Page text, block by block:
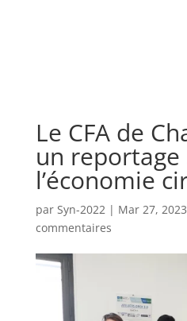
Le CFA de
un reportage
l’économie
par Syn-2022| Mar 27, 2023
commentaires